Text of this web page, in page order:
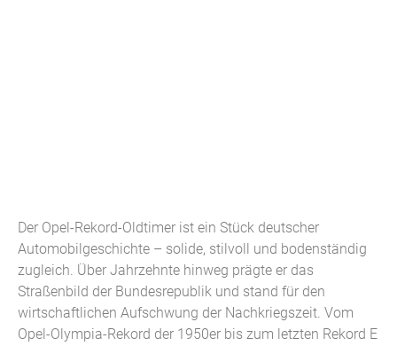
Der Opel-Rekord-Oldtimer ist ein Stück deutscher
Automobilgeschichte – solide, stilvoll und bodenständig
zugleich. Über Jahrzehnte hinweg prägte er das
Straßenbild der Bundesrepublik und stand für den
wirtschaftlichen Aufschwung der Nachkriegszeit. Vom
Opel-Olympia-Rekord der 1950er bis zum letzten Rekord E